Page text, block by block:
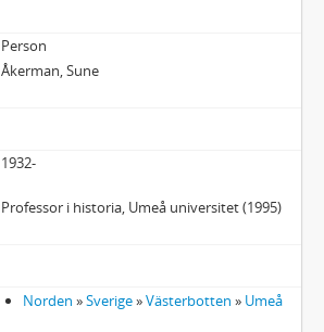
Person
Åkerman, Sune
1932-
Professor i historia, Umeå universitet (1995)
Norden »Sverige»Västerbotten » Umeå